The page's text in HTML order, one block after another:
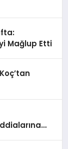
Mağlup Etti